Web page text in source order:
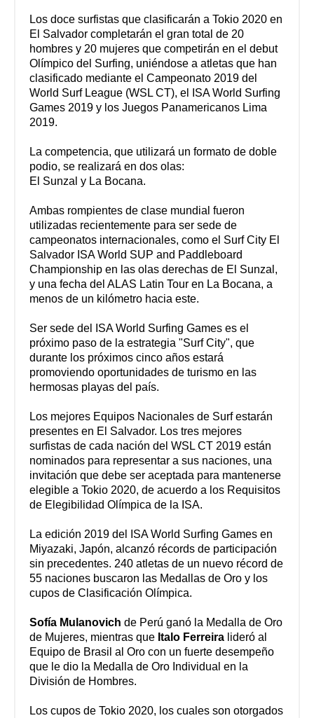
Los doce surfistas que clasificarán a Tokio 2020 en
El Salvador completarán el gran total de 20
hombres y 20 mujeres que competirán en el debut
Olímpico del Surfing, uniéndose a atletas que han
clasificado mediante el Campeonato 2019 del
World Surf League (WSL CT), el ISA World Surfing
Games 2019 y los Juegos Panamericanos Lima
2019.
La competencia, que utilizará un formato de doble
podio, se realizará en dos olas:
El Sunzal y La Bocana.
Ambas rompientes de clase mundial fueron
utilizadas recientemente para ser sede de
campeonatos internacionales, como el Surf City El
Salvador ISA World SUP and Paddleboard
Championship en las olas derechas de El Sunzal,
y una fecha del ALAS Latin Tour en La Bocana, a
menos de un kilómetro hacia este.
Ser sede del ISA World Surfing Games es el
próximo paso de la estrategia "Surf City", que
durante los próximos cinco años estará
promoviendo oportunidades de turismo en las
hermosas playas del país.
Los mejores Equipos Nacionales de Surf estarán
presentes en El Salvador. Los tres mejores
surfistas de cada nación del WSL CT 2019 están
nominados para representar a sus naciones, una
invitación que debe ser aceptada para mantenerse
elegible a Tokio 2020, de acuerdo a los Requisitos
de Elegibilidad Olímpica de la ISA.
La edición 2019 del ISA World Surfing Games en
Miyazaki, Japón, alcanzó récords de participación
sin precedentes. 240 atletas de un nuevo récord de
55 naciones buscaron las Medallas de Oro y los
cupos de Clasificación Olímpica.
Sofía Mulanovich de Perú ganó la Medalla de Oro
de Mujeres, mientras que Italo Ferreira lideró al
Equipo de Brasil al Oro con un fuerte desempeño
que le dio la Medalla de Oro Individual en la
División de Hombres.
Los cupos de Tokio 2020, los cuales son otorgados